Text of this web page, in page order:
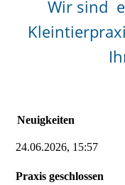
Wir sind
Neuigkeiten
24.06.2026, 15:57
Praxis geschlossen